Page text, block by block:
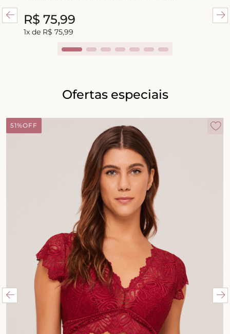
R$ 75,99
1x de R$ 75,99
Ofertas especiais
51%OFF